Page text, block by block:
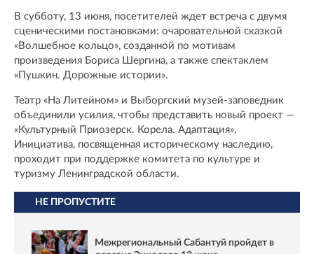
В субботу, 13 июня, посетителей ждет встреча с двумя
сценическими постановками: очаровательной сказкой
«Волшебное кольцо», созданной по мотивам
произведения Бориса Шергина, а также спектаклем
«Пушкин. Дорожные истории».
Театр «На Литейном» и Выборгский музей-заповедник
объединили усилия, чтобы представить новый проект —
«Культурный Приозерск. Корела. Адаптация».
Инициатива, посвященная историческому наследию,
проходит при поддержке комитета по культуре и
туризму Ленинградской области.
НЕ ПРОПУСТИТЕ
Межрегиональный Сабантуй пройдет в